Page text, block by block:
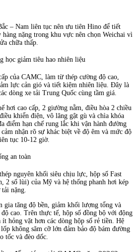
– Nam liên tục nên ưu tiên Hino để tiết
nặng trong khu vực nên chọn Weichai vì
chữa thấp.
học giảm tiêu hao nhiên liệu
của CAMC, làm từ thép cường độ cao,
lực cản gió và tiết kiệm nhiên liệu. Đây là
dòng xe tải Trung Quốc cùng tầm giá.
hơi cao cấp, 2 giường nằm, điều hòa 2 chiều
khiển điện, vô lăng gật gù và chìa khóa
điểm hạn chế rung lắc khi vận hành đường
nhận rõ sự khác biệt về độ êm và mức độ
tục 10-12 giờ.
an toàn
nguyên khối siêu chịu lực, hộp số Fast
2 số lùi) của Mỹ và hệ thống phanh hơi kép
tải nặng.
gia tăng độ bền, giảm khối lượng tổng và
cao. Trên thực tế, hộp số đồng bộ với động
hỏng vặt hơn các dòng hộp số rẻ tiền. Hệ
không săm cỡ lớn đảm bảo độ bám đường
tốc và đèo dốc.